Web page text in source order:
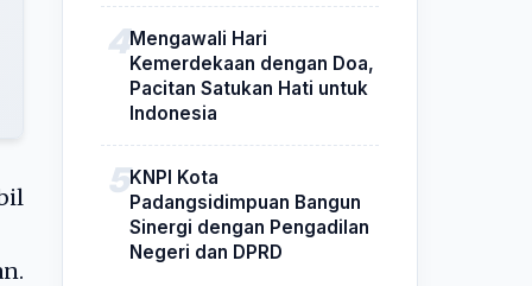
Mengawali Hari
Kemerdekaan dengan Doa,
Pacitan Satukan Hati untuk
Indonesia
KNPI Kota
Padangsidimpuan Bangun
Sinergi dengan Pengadilan
Negeri dan DPRD